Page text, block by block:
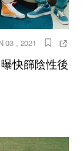
03 , 2021
快篩陰性後